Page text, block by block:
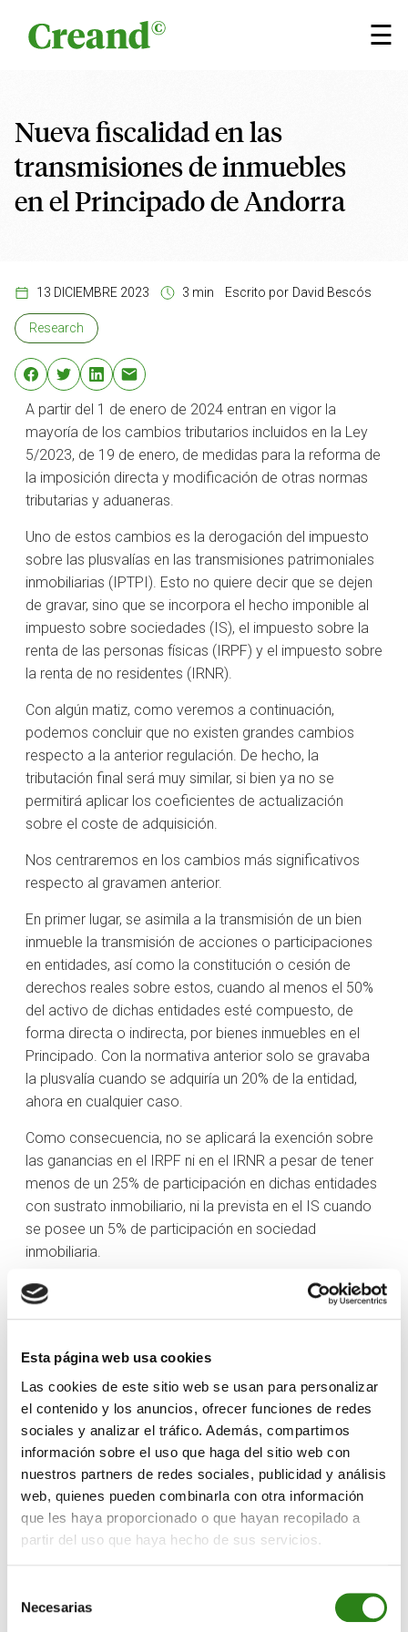
Esta página web usa cookies
Las cookies de este sitio web se usan para personalizar
el contenido y los anuncios, ofrecer funciones de redes
sociales y analizar el tráfico. Además, compartimos
información sobre el uso que haga del sitio web con
nuestros partners de redes sociales, publicidad y análisis
web, quienes pueden combinarla con otra información
que les haya proporcionado o que hayan recopilado a
partir del uso que haya hecho de sus servicios.
Necesarias
☰
×
Nueva fiscalidad en las
transmisiones de inmuebles
en el Principado de Andorra
13 DICIEMBRE 2023 3 min Escrito por David Bescós
Research
A partir del 1 de enero de 2024 entran en vigor la
mayoría de los cambios tributarios incluidos en la Ley
5/2023, de 19 de enero, de medidas para la reforma de
la imposición directa y modificación de otras normas
tributarias y aduaneras.
Uno de estos cambios es la derogación del impuesto
sobre las plusvalías en las transmisiones patrimoniales
inmobiliarias (IPTPI). Esto no quiere decir que se dejen
de gravar, sino que se incorpora el hecho imponible al
impuesto sobre sociedades (IS), el impuesto sobre la
renta de las personas físicas (IRPF) y el impuesto sobre
la renta de no residentes (IRNR).
Con algún matiz, como veremos a continuación,
podemos concluir que no existen grandes cambios
respecto a la anterior regulación. De hecho, la
tributación final será muy similar, si bien ya no se
permitirá aplicar los coeficientes de actualización
sobre el coste de adquisición.
Nos centraremos en los cambios más significativos
respecto al gravamen anterior.
En primer lugar, se asimila a la transmisión de un bien
inmueble la transmisión de acciones o participaciones
en entidades, así como la constitución o cesión de
derechos reales sobre estos, cuando al menos el 50%
del activo de dichas entidades esté compuesto, de
forma directa o indirecta, por bienes inmuebles en el
Principado. Con la normativa anterior solo se gravaba
la plusvalía cuando se adquiría un 20% de la entidad,
ahora en cualquier caso.
Como consecuencia, no se aplicará la exención sobre
las ganancias en el IRPF ni en el IRNR a pesar de tener
menos de un 25% de participación en dichas entidades
con sustrato inmobiliario, ni la prevista en el IS cuando
se posee un 5% de participación en sociedad
inmobiliaria.
En segundo lugar, se introduce el concepto de
«ganancia de capital especulativo». Se define como la
inmuebles situados en Andorra antes de haber
transcurrido un período de dos años desde su
adquisición. En estos casos, se aplicará un recargo
especial del 5% en el caso del IRPF y el IS, que
supondrán una tributación final del 15%. En el caso del
IRNR, el tipo aplicable será directamente del 15%.
En tercer lugar, con el impuesto anterior se aplicaban
unos tipos de tributación en función de los años de
tenencia del inmueble, que oscilaban desde el 15%
residentes personas físicas sin actividad económica y
no residentes sin establecimiento permanente. Ahora,